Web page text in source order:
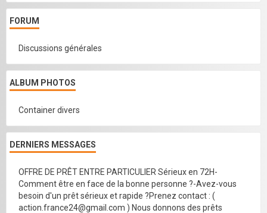
FORUM
Discussions générales
ALBUM PHOTOS
Container divers
DERNIERS MESSAGES
OFFRE DE PRÊT ENTRE PARTICULIER Sérieux en 72H-
Comment être en face de la bonne personne ?-Avez-vous
besoin d'un prêt sérieux et rapide ?Prenez contact : (
action.france24@gmail.com ) Nous donnons des prêts